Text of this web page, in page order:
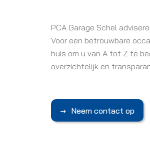
PCA Garage Schel
Voor een betrouwbare
huis om u van A tot Z te
overzichtelijk en
Neem contact op